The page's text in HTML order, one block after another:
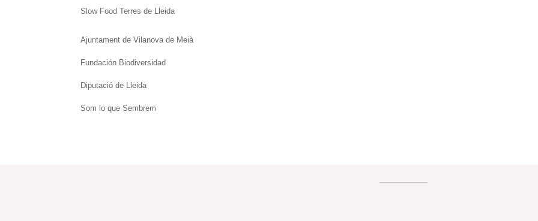
Slow Food Terres de Lleida
Ajuntament de Vilanova de Meià
Fundación Biodiversidad
Diputació de Lleida
Som lo que Sembrem